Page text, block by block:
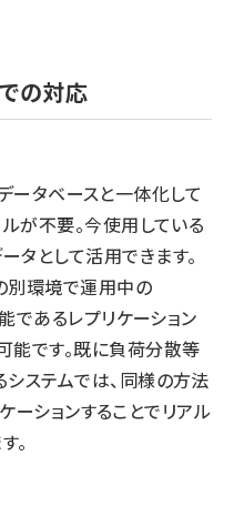
の対応
タベースと一体化して
が不要。今使用している
タとして活用できます。
別環境で運用中の
であるレプリケーション
能です。既に負荷分散等
ステムでは、同様の方法
ションすることでリアル
。